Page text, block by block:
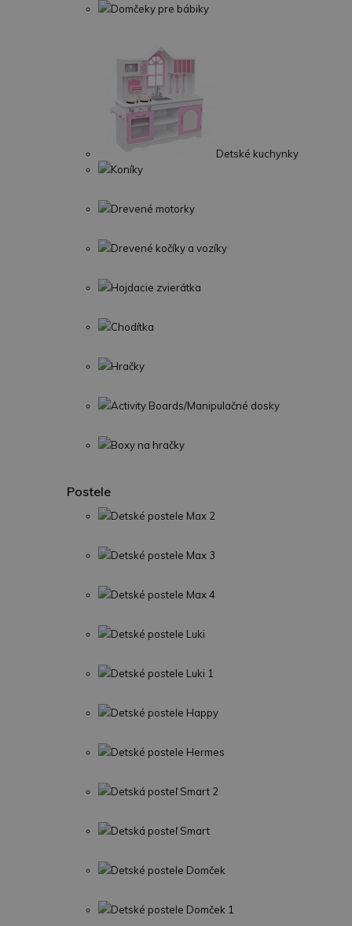
Domčeky pre bábiky
Detské kuchynky
Koníky
Drevené motorky
Drevené kočíky a vozíky
Hojdacie zvierátka
Chodítka
Hračky
Activity Boards/Manipulačné dosky
Boxy na hračky
Postele
Detské postele Max 2
Detské postele Max 3
Detské postele Max 4
Detské postele Luki
Detské postele Luki 1
Detské postele Happy
Detské postele Hermes
Detská posteľ Smart 2
Detská posteľ Smart
Detské postele Domček
Detské postele Domček 1